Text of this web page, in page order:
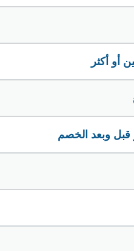
أو أكثر
وبعد الخصم